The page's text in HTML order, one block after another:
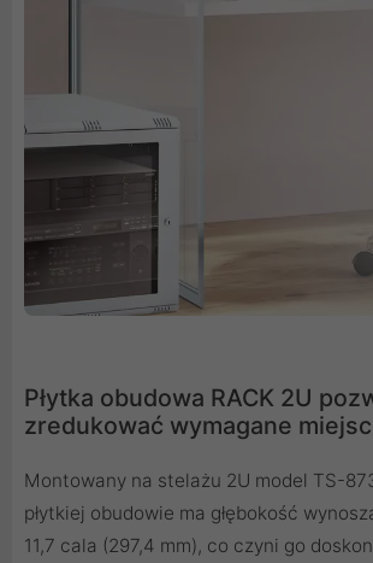
Płytka obudowa RACK 2U
zredukować wymagane
Montowany na stelażu 2U model TS-
płytkiej obudowie ma głębokość
11,7 cala (297,4 mm), co czyni go